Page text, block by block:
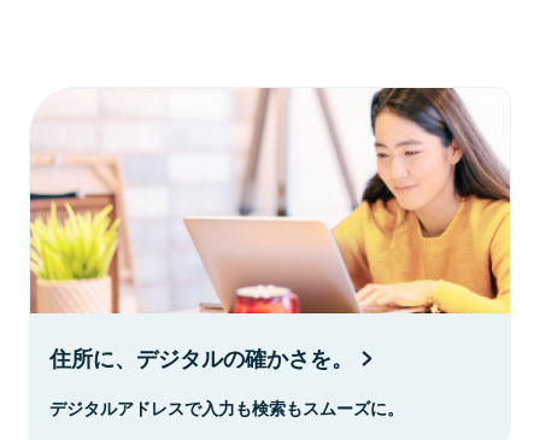
住所に、デジタルの確かさを。
デジタルアドレスで入力も検索もスムーズに。